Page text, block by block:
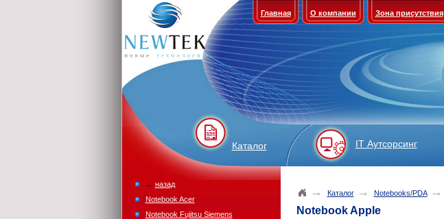
Главная О компании Зона присутствия
Каталог IT Аутсорсинг
→ Каталог → Notebooks/PDA →
Notebook Apple
← назад
Notebook Acer
Notebook Fujitsu Siemens